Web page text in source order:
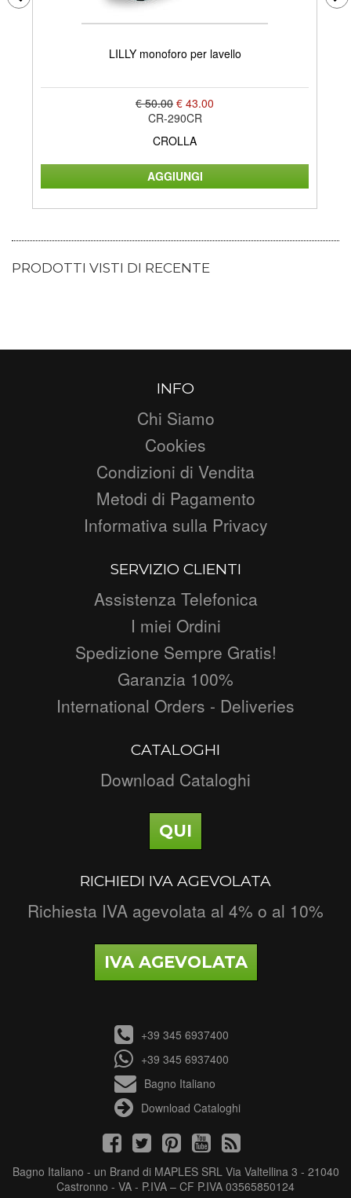
LILLY monoforo per lavello
€ 50.00 € 43.00
CR-290CR
CROLLA
PRODOTTI VISTI DI RECENTE
INFO
Chi Siamo
Cookies
Condizioni di Vendita
Metodi di Pagamento
Informativa sulla Privacy
SERVIZIO CLIENTI
Assistenza Telefonica
I miei Ordini
Spedizione Sempre Gratis!
Garanzia 100%
International Orders - Deliveries
CATALOGHI
Download Cataloghi
QUI
RICHIEDI IVA AGEVOLATA
Richiesta IVA agevolata al 4% o al 10%
IVA AGEVOLATA
+39 345 6937400
+39 345 6937400
Bagno Italiano
Download Cataloghi
Bagno Italiano - un Brand di MAPLES SRL Via Valtellina 3 - 21040
Castronno - VA - P.IVA – CF P.IVA 03565850124